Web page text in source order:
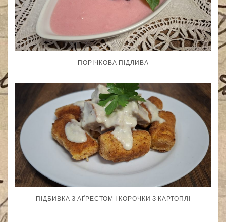
ПОРІЧКОВА ПІДЛИВА
ПІДБИВКА З АҐРЕСТОМ І КОРОЧКИ З КАРТОПЛІ